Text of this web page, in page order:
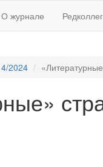
О журнале
4/2024